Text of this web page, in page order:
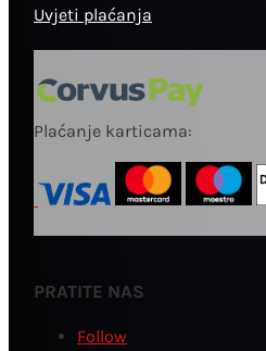
Uvjeti plaćanja
Plaćanje karticama:
PRATITE NAS
Follow